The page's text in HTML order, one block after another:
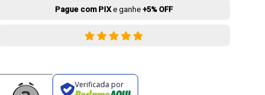
Pague com PIXe ganhe+5% OFF
Verificada por